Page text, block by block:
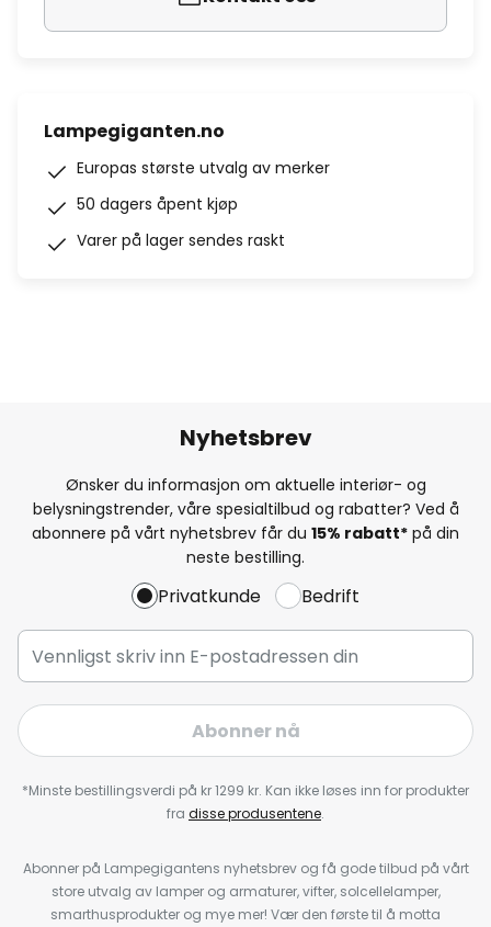
Lampegiganten.no
Europas største utvalg av merker
50 dagers åpent kjøp
Varer på lager sendes raskt
Nyhetsbrev
Ønsker du informasjon om aktuelle interiør- og
belysningstrender, våre spesialtilbud og rabatter? Ved å
abonnere på vårt nyhetsbrev får du 15% rabatt* på din
neste bestilling.
Privatkunde Bedrift
Abonner nå
*Minste bestillingsverdi på kr 1299 kr. Kan ikke løses inn for produkter
fra disse produsentene.
Abonner på Lampegigantens nyhetsbrev og få gode tilbud på vårt
store utvalg av lamper og armaturer, vifter, solcellelamper,
smarthusprodukter og mye mer! Vær den første til å motta